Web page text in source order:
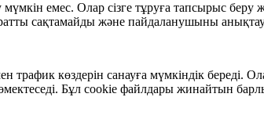
емес. Олар сізге тұруға тапсырыс беру
сақтамайды және пайдаланушыны
көздерін санауға мүмкіндік береді.
Бұл cookie файлдары жинайтын